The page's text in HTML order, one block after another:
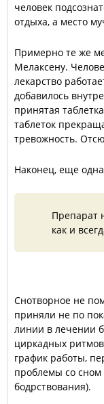
человек
отдыха, а место
Примерно те же
Мелаксену.
лекарство
добавилось
принятая
таблеток
тревожность.
Наконец, еще
Препарат
как и
Снотворное не
приняли не по
линии в лечении
циркадных
график работы,
проблемы со
бодрствования).